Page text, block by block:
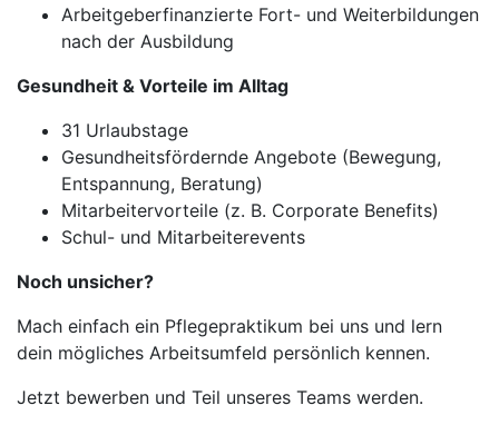
Arbeitgeberfinanzierte Fort- und Weiterbildungen
nach der Ausbildung
Gesundheit & Vorteile im Alltag
31 Urlaubstage
Gesundheitsfördernde Angebote (Bewegung,
Entspannung, Beratung)
Mitarbeitervorteile (z. B. Corporate Benefits)
Schul- und Mitarbeiterevents
Noch unsicher?
Mach einfach ein Pflegepraktikum bei uns und lern
dein mögliches Arbeitsumfeld persönlich kennen.
Jetzt bewerben und Teil unseres Teams werden.